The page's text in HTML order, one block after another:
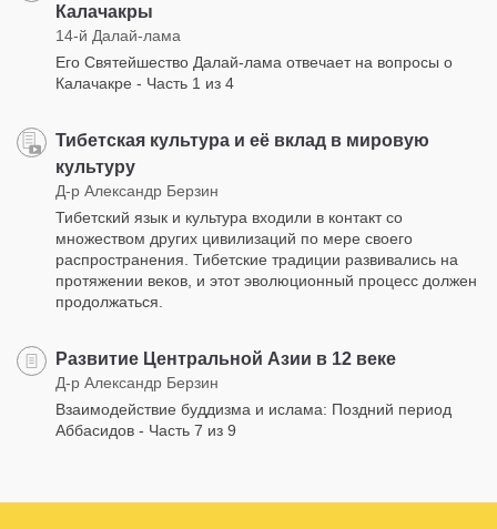
Калачакры
14-й Далай-лама
Его Святейшество Далай-лама отвечает на вопросы о
Калачакре - Часть 1 из 4
Тибетская культура и её вклад в мировую
культуру
Д-р Александр Берзин
Тибетский язык и культура входили в контакт со
множеством других цивилизаций по мере своего
распространения. Тибетские традиции развивались на
протяжении веков, и этот эволюционный процесс должен
продолжаться.
Развитие Центральной Азии в 12 веке
Д-р Александр Берзин
Взаимодействие буддизма и ислама: Поздний период
Аббасидов - Часть 7 из 9